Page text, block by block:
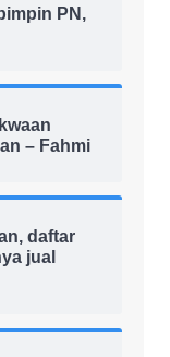
PN,
– Fahmi
daftar
jual